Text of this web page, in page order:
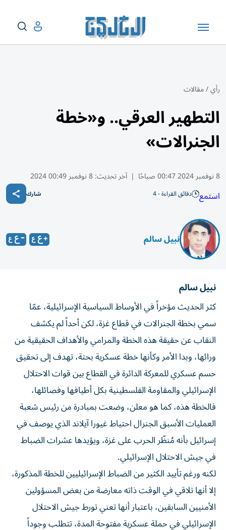
رأي/مقالات
التطهير العرقي.. و«خطة
الجنرالات»
8 نوفمبر 2024 00:47 صباحًا | آخر تحديث:8 نوفمبر 00:49 2024
استمع دقائق القراءة - 4 شارك
نبيل سالم
نبيل سالم
كثر الحديث مؤخراً في الأوساط السياسية الإسرائيلية، عمّا
سمي بخطة الجنرالات في قطاع غزة، لكن أحداً لم يكشف
النقاب عن حقيقة هذه الخطة والمرامي والأهداف الحقيقية من
ورائها، وبدا الأمر وكأنها خطة عسكرية بحتة، تهدف إلى تحقيق
حسم عسكري للمعركة الدائرة في القطاع بين قوات الاحتلال
الإسرائيلي والمقاومة الفلسطينية بكل أطيافها وفصائلها،
فالخطة هذه، كما هو معلن، وضعت بمبادرة من رئيس شعبة
العمليات الأسبق الجنرال احتياط غيورا آيلاند الذي يوصف في
إسرائيل بأنه مُنظّر الحرب على غزة، ويؤيدها عشرات الضباط
في جيش الاحتلال الإسرائيلي.
لكنه ورغم تأييد الكثير من الضباط الإسرائيليين للخطة المذكورة،
إلا أنها تلاقي في الوقت ذاته معارضة من بعض المسؤولين
الأمنيين السابقين، باعتبار أنها تعني تورط جيش الاحتلال
الإسرائيلي في حملة عسكرية مفتوحة المدة، تتطلب وجوداً